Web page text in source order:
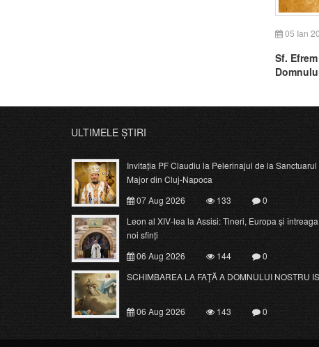
05 Ian
Sf.
ULTIMELE ȘTIRI
Invitația PF Claudiu la Pelerinajul de la
Major din Cluj-Napoca
07 Aug 2026
133
0
Leon al XIV-lea la Assisi: Tineri, Europa și
noi sfinți
06 Aug 2026
144
0
SCHIMBAREA LA FAŢĂ A DOMNULUI NOSTRU
06 Aug 2026 143 0